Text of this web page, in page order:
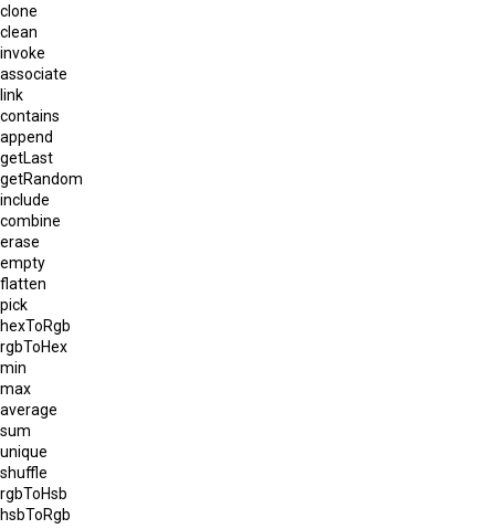
clone
clean
invoke
associate
link
contains
append
getLast
getRandom
include
combine
erase
empty
flatten
pick
hexToRgb
rgbToHex
min
max
average
sum
unique
shuffle
rgbToHsb
hsbToRgb